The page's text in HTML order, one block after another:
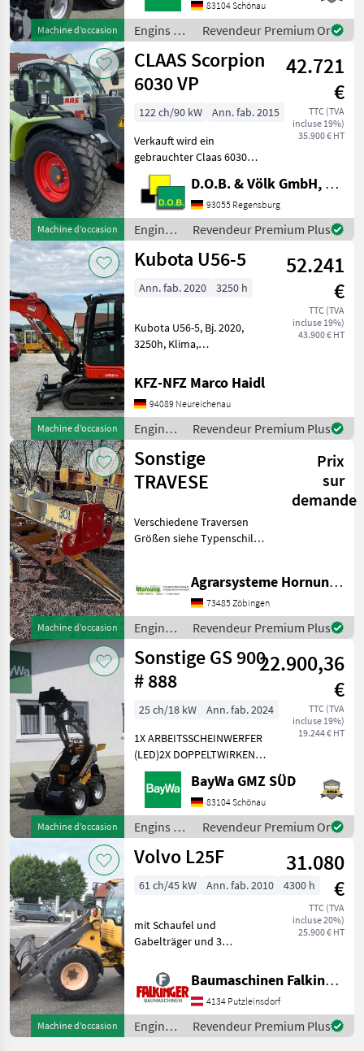
Machine d’occasion
HECKGEWICHTSPLATTE 62
KG1X
HYDRAULIKKREISLAUF
DPPPEL31X15.50-15
SKIDDATENBESCHEINIGUNG
BRD 20 KMDRUCKFREIER
83104 Schönau
Engins de
chantier /
Sonstige
Revendeur Premium Or
Machine d’occasion
CLAAS Scorpion
6030 VP
42.721
€
TTC (TVA
incluse 19%)
35.900 € HT
122 ch/90 kW
Ann. fab. 2015
Verkauft wird ein
gebrauchter Claas 6030
Varipower Teleskoplader -
Kramer
Schnellwechselplatte
hydraulisch - Handgas mit
Langsamfahreinrichtung -
Motorvorwärmung ü
D.O.B. & Völk GmbH, Filiale Regensburg
93055 Regensburg
Engins
de
chantier
Revendeur Premium Plus
Machine d’occasion
Kubota U56-5
52.241
€
TTC (TVA
incluse 19%)
43.900 € HT
Ann. fab. 2020 3250 h
Kubota U56-5, Bj. 2020,
3250h, Klima,
mit HS03,
Grabenräumlöffel, Ketten
90% Engins de chantier
Mini-pelles
KFZ-NFZ Marco Haidl
94089 Neureichenau
Engins
de
chantier
/ Kubota
Revendeur Premium Plus
Machine d’occasion
Sonstige
TRAVESE
Prix
sur
demande
Verschiedene Traversen
Größen siehe Typenschild
Autres matériels de
Agrarsysteme Hornung GmbH & Co. KG
73485 Zöbingen
Engins
de
chantier
/
Sonstige
Revendeur Premium Plus
Machine d’occasion
Sonstige GS 900
# 888
22.900,36
€
TTC (TVA
incluse 19%)
19.244 € HT
25 ch/18 kW
Ann. fab. 2024
1X ARBEITSSCHEINWERFER
(LED)2X DOPPELTWIRKEND
MECHANISCHGEGENGEWICHT
UNTER DER TRITTGIANT
WERKZEUGAUFNAHMEMotor-
Moderner Kubota
Dreizylinderdieselmotor,
Typ
BayWa GMZ SÜD
83104 Schönau
Engins de
chantier /
Sonstige
Revendeur Premium Or
Machine d’occasion
Volvo L25F
31.080
€
TTC (TVA
incluse 20%)
25.900 € HT
61 ch/45 kW Ann. fab. 2010 4300 h
mit Schaufel und
Gabelträger und 3
Betriebsgewicht: 5200kg
Reifen 70% Der Volvo L25F
ist in einem guten
Zustand!! BAUMASCHINEN
FALKIN
Baumaschinen Falkinger
4134 Putzleinsdorf
Engins
de
Revendeur Premium Plus